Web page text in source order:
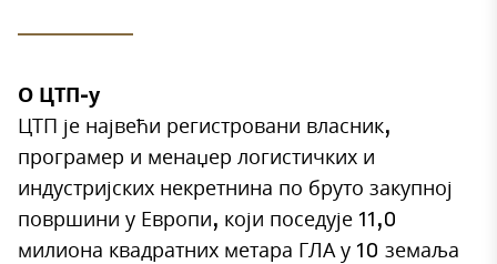
О ЦТП-у
ЦТП је највећи регистровани власник,
програмер и менаџер логистичких и
индустријских некретнина по бруто закупној
површини у Европи, који поседује 11,0
милиона квадратних метара ГЛА у 10 земаља